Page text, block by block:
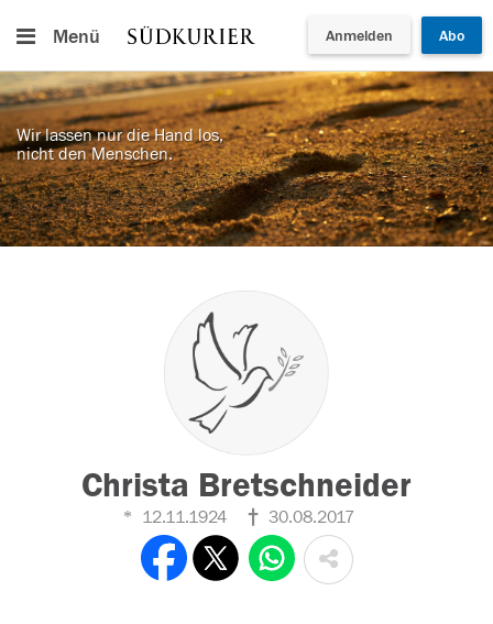
Menü Anmelden Abo
Wir lassen nur die Hand los,
nicht den Menschen.
Christa Bretschneider
12.11.1924 30.08.2017